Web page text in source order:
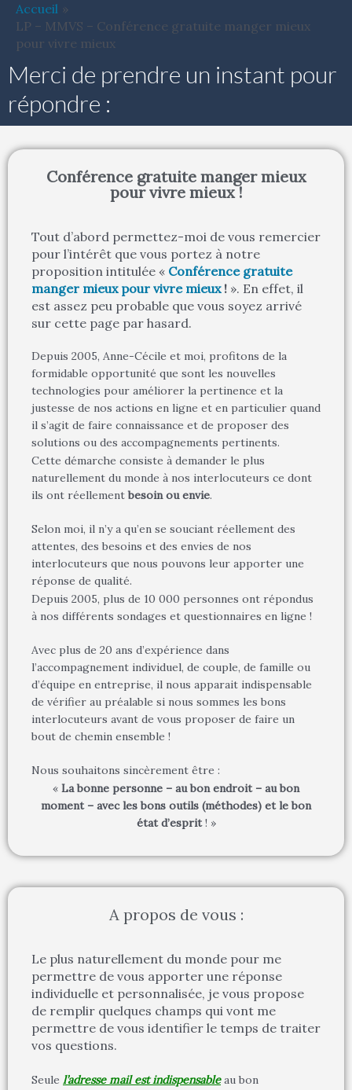
Aller
contenu
Accueil
LP – MMVS – Conférence gratuite manger mieux
pour vivre mieux
Merci de prendre un instant pour
répondre :
Conférence gratuite manger mieux
pour vivre mieux !
Tout d’abord permettez-moi de vous remercier
pour l’intérêt que vous portez à notre
proposition intitulée « Conférence gratuite
manger mieux pour vivre mieux! ». En effet, il
est assez peu probable que vous soyez arrivé
sur cette page par hasard.
Depuis 2005, Anne-Cécile et moi, profitons de la
formidable opportunité que sont les nouvelles
technologies pour améliorer la pertinence et la
justesse de nos actions en ligne et en particulier quand
il s’agit de faire connaissance et de proposer des
solutions ou des accompagnements pertinents.
Cette démarche consiste à demander le plus
naturellement du monde à nos interlocuteurs ce dont
ils ont réellement besoin ou envie.
Selon moi, il n’y a qu’en se souciant réellement des
attentes, des besoins et des envies de nos
interlocuteurs que nous pouvons leur apporter une
réponse de qualité.
Depuis 2005, plus de 10 000 personnes ont répondus
à nos différents sondages et questionnaires en ligne !
Avec plus de 20 ans d’expérience dans
l’accompagnement individuel, de couple, de famille ou
d’équipe en entreprise, il nous apparait indispensable
de vérifier au préalable si nous sommes les bons
interlocuteurs avant de vous proposer de faire un
bout de chemin ensemble !
Nous souhaitons sincèrement être :
« La bonne personne – au bon endroit – au bon
moment – avec les bons outils (méthodes) et le bon
état d’esprit! »
A propos de vous :
Le plus naturellement du monde pour me
permettre de vous apporter une réponse
individuelle et personnalisée, je vous propose
de remplir quelques champs qui vont me
permettre de vous identifier le temps de traiter
vos questions.
Seule l’adresse mail est indispensableau bon